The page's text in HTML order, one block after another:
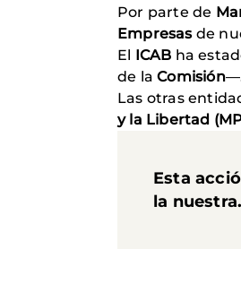
Por parte de
Empresasde
El ICAB ha
de laComisión
Las otras
y la Libertad
Esta
la